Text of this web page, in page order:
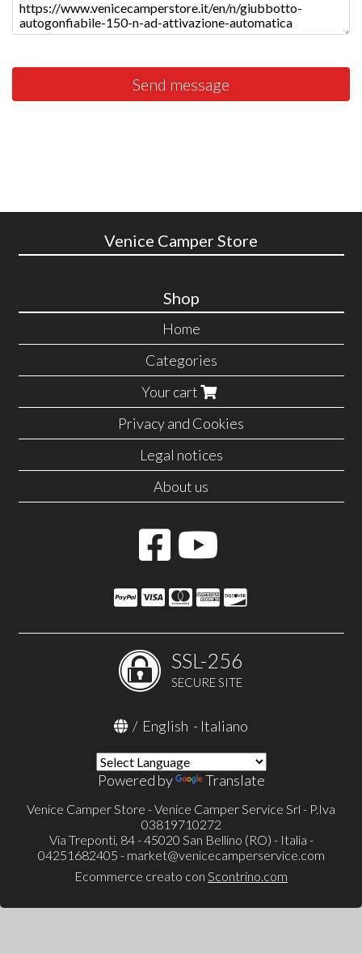
Send message
Venice Camper Store
Shop
Home
Categories
Your cart
Privacy and Cookies
Legal notices
About us
SSL-256
SECURE SITE
/ English - Italiano
Powered by Translate
Venice Camper Store - Venice Camper Service Srl - P.Iva
03819710272
Via Treponti, 84 - 45020 San Bellino (RO) - Italia -
04251682405 - market@venicecamperservice.com
Ecommerce creato con Scontrino.com